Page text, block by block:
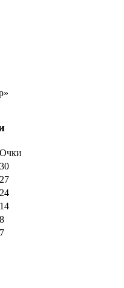
Очки
30
27
24
14
8
7